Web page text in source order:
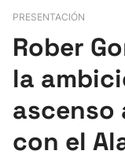
Pelota
Remo
PRESENTACIÓN
Rober
la
ascenso
con el